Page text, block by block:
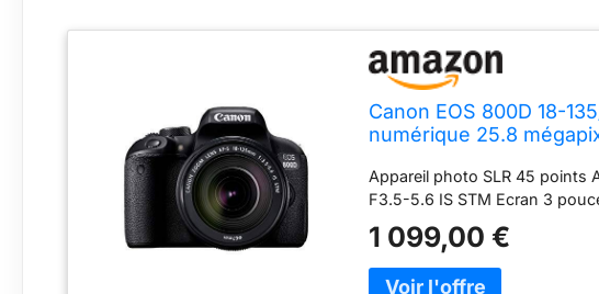
Canon EOS 800D 18-
numérique 25.8
Appareil photo SLR 45 points
F3.5-5.6 IS STM Ecran 3
1 099,00 €